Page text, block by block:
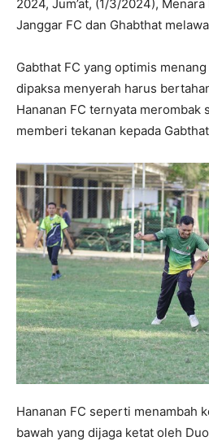
2024, Jum’at, (1/3/2024),
Janggar FC dan Ghabthat
Gabthat FC yang optimis
dipaksa menyerah harus
Hananan FC ternyata merombak
memberi tekanan kepada
Hananan FC seperti menambah
bawah yang dijaga ketat oleh